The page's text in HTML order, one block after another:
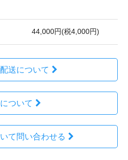
44,000円(税4,000円)
送について
ついて
て問い合わせる